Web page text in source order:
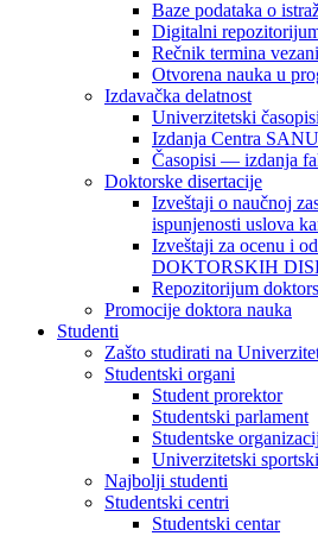
Baze podataka o
Digitalni
Rečnik termina
Otvorena nauka u
Izdavačka delatnost
Univerzitetski časopisi
Izdanja Centra SANU
Časopisi — izdanja
Doktorske disertacije
Izveštaji o naučnoj
ispunjenosti uslova
Izveštaji za ocenu i
DOKTORSKIH
Repozitorijum
Promocije doktora nauka
Studenti
Zašto studirati na
Studentski organi
Student prorektor
Studentski parlament
Studentske
Univerzitetski
Najbolji studenti
Studentski centri
Studentski centar